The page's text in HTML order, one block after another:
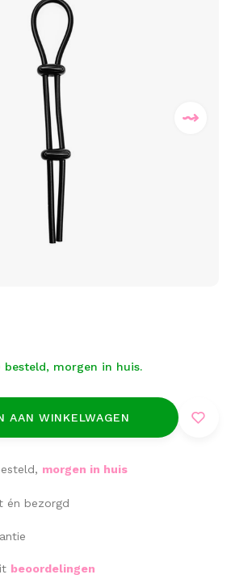
besteld, morgen in huis.
AAN WINKELWAGEN
morgen in huis
én bezorgd
beoordelingen